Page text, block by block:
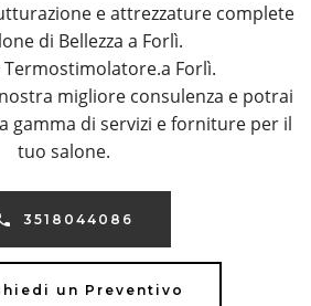
e attrezzature complete
di Bellezza a Forlì.
Termostimolatore.a Forlì.
migliore consulenza e potrai
gamma di servizi e forniture per il
tuo salone.
3518044086
un Preventivo